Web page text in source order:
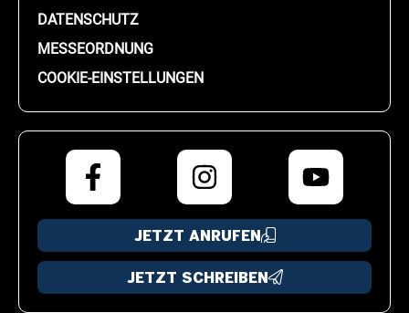
DATENSCHUTZ
MESSEORDNUNG
COOKIE-EINSTELLUNGEN
JETZT ANRUFEN
JETZT SCHREIBEN